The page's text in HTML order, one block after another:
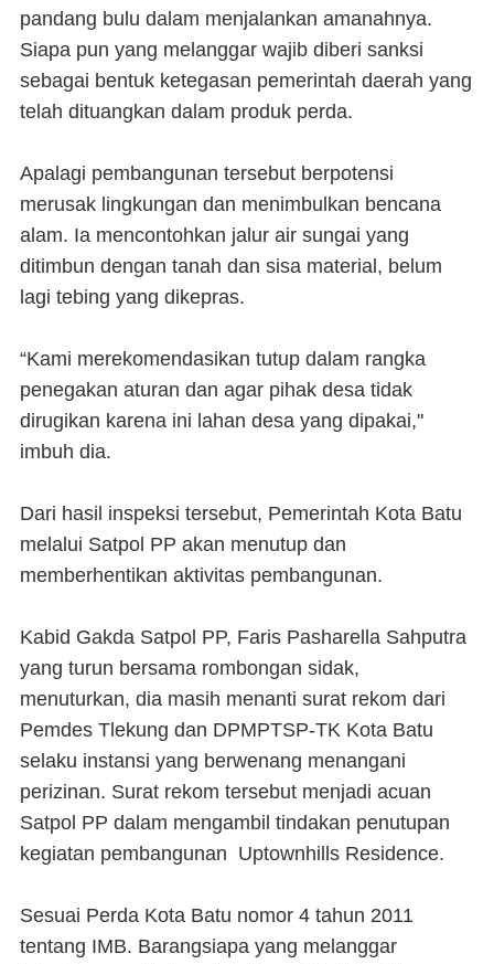
pandang bulu dalam menjalankan amanahnya.
Siapa pun yang melanggar wajib diberi sanksi
sebagai bentuk ketegasan pemerintah daerah yang
telah dituangkan dalam produk perda.
Apalagi pembangunan tersebut berpotensi
merusak lingkungan dan menimbulkan bencana
alam. Ia mencontohkan jalur air sungai yang
ditimbun dengan tanah dan sisa material, belum
lagi tebing yang dikepras.
“Kami merekomendasikan tutup dalam rangka
penegakan aturan dan agar pihak desa tidak
dirugikan karena ini lahan desa yang dipakai,"
imbuh dia.
Dari hasil inspeksi tersebut, Pemerintah Kota Batu
melalui Satpol PP akan menutup dan
memberhentikan aktivitas pembangunan.
Kabid Gakda Satpol PP, Faris Pasharella Sahputra
yang turun bersama rombongan sidak,
menuturkan, dia masih menanti surat rekom dari
Pemdes Tlekung dan DPMPTSP-TK Kota Batu
selaku instansi yang berwenang menangani
perizinan. Surat rekom tersebut menjadi acuan
Satpol PP dalam mengambil tindakan penutupan
kegiatan pembangunan Uptownhills Residence.
Sesuai Perda Kota Batu nomor 4 tahun 2011
tentang IMB. Barangsiapa yang melanggar